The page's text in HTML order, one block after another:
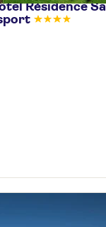
Résidence